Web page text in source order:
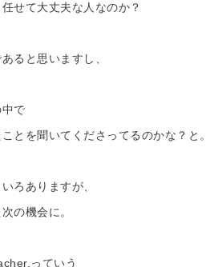
せて大丈夫な人なのか？
ると思いますし、
で
とを聞いてくださってるのかな？と。
ろありますが、
の機会に。
っていう